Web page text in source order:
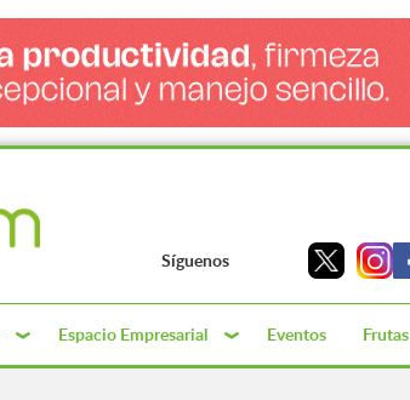
Síguenos
Espacio Empresarial Eventos Frutas